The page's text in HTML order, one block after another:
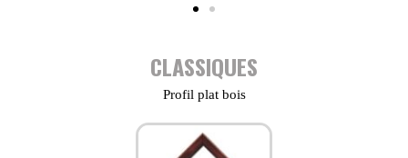
CLASSIQUES
Profil plat bois